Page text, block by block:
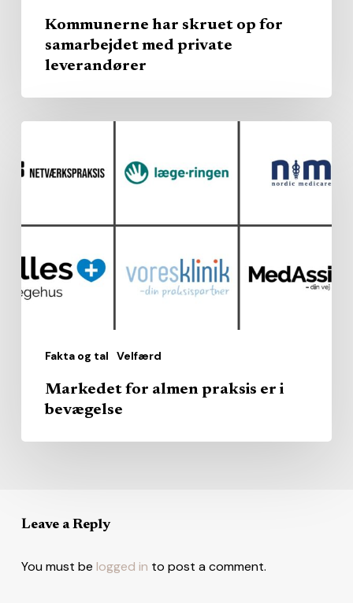
Kommunerne har skruet op for
samarbejdet med private
leverandører
Fakta og tal Velfærd
almen
er
bevægelse
Markedet for almen praksis er i
bevægelse
Leave a Reply
You must be logged in to post a comment.